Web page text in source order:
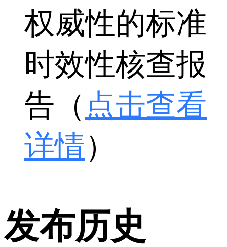
权威性的标准
时效性核查报
告（ 点击查看
详情）
发布历史